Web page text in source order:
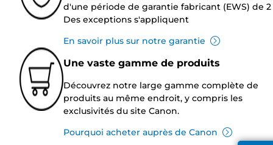
d'une période de garantie fabricant (EWS) de 2
Des exceptions s'appliquent
En savoir plus sur notre garantie
Une vaste gamme de produits
Découvrez notre large gamme complète de
produits au même endroit, y compris les
exclusivités du site Canon.
Pourquoi acheter auprès de Canon